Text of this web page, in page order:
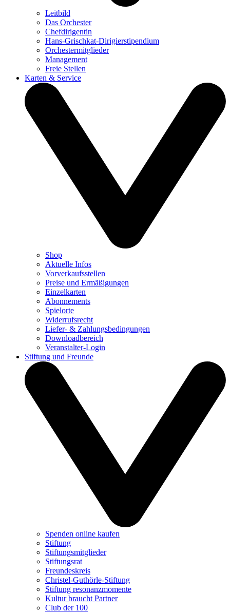
Leitbild
Das Orchester
Chefdirigentin
Hans-Grischkat-Dirigierstipendium
Orchestermitglieder
Management
Freie Stellen
Karten & Service
Shop
Aktuelle Infos
Vorverkaufsstellen
Preise und Ermäßigungen
Einzelkarten
Abonnements
Spielorte
Widerrufsrecht
Liefer- & Zahlungsbedingungen
Downloadbereich
Veranstalter-Login
Stiftung und Freunde
Spenden online kaufen
Stiftung
Stiftungsmitglieder
Stiftungsrat
Freundeskreis
Christel-Guthörle-Stiftung
Stiftung resonanzmomente
Kultur braucht Partner
Club der 100